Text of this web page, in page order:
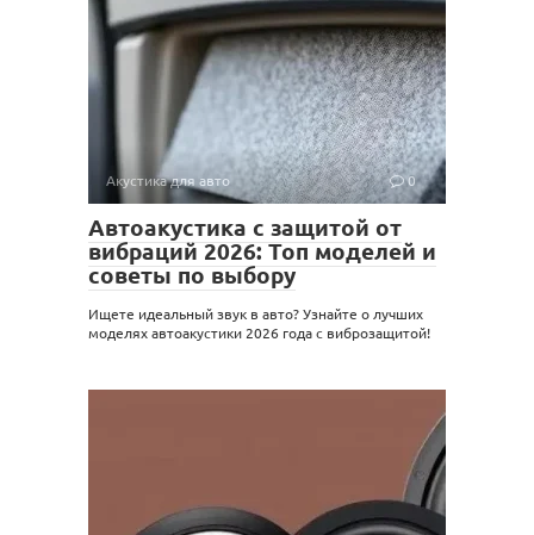
Акустика для авто 0
Автоакустика с защитой от
вибраций 2026: Топ моделей и
советы по выбору
Ищете идеальный звук в авто? Узнайте о лучших
моделях автоакустики 2026 года с виброзащитой!